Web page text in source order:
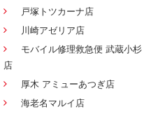
戸塚トツカーナ店
川崎アゼリア店
モバイル修理救急便 武蔵小杉
店
厚木 アミューあつぎ店
海老名マルイ店